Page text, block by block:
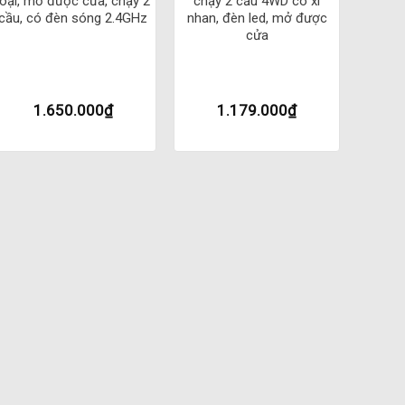
pin là có thể chơi được ngay.
có đèn sóng 2.4GHz
1.650.000₫
nhan, đèn led, mở được
cửa
1.179.000₫